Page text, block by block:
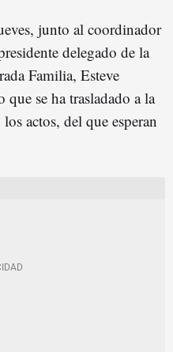
junto al coordinador
delegado de la
Familia, Esteve
se ha trasladado a la
actos, del que esperan